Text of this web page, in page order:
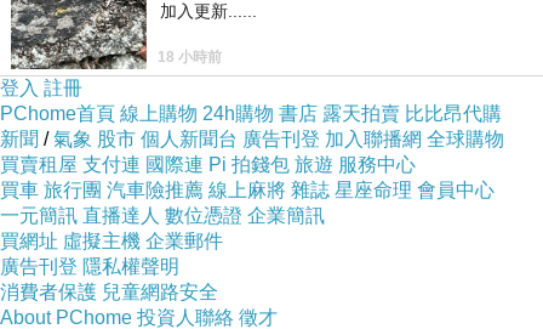
加入更新......
18 小時前
登入 註冊
PChome首頁 線上購物 24h購物 書店 露天拍賣 比比昂代購
新聞 /氣象 股市 個人新聞台 廣告刊登 加入聯播網 全球購物
買賣租屋 支付連 國際連 Pi 拍錢包 旅遊 服務中心
買車 旅行團 汽車險推薦 線上麻將 雜誌 星座命理 會員中心
一元簡訊 直播達人 數位憑證 企業簡訊
買網址 虛擬主機 企業郵件
廣告刊登 隱私權聲明
消費者保護 兒童網路安全
About PChome 投資人聯絡 徵才